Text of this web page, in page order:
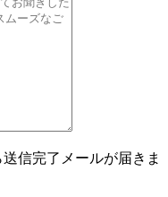
信完了メールが届きま